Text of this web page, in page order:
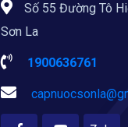
Số 55 Đường Tô
Sơn La
1900636761